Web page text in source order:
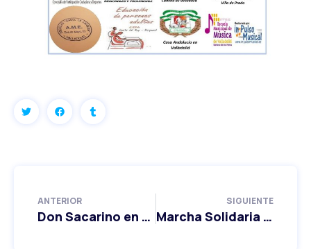
ANTERIOR
Don Sacarino en Valladolid
SIGUIENTE
Marcha Solidaria por la Diabetes 2025